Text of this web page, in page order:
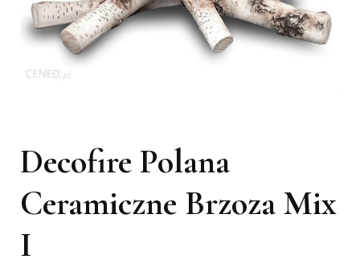
Decofire Polana
Ceramiczne Brzoza Mix
I